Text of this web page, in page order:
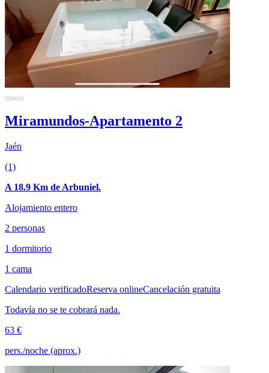
Miramundos-Apartamento 2
Jaén
(1)
A 18.9 Km de Arbuniel.
Alojamiento entero
2 personas
1 dormitorio
1 cama
Calendario verificadoReserva onlineCancelación gratuita
Todavía no se te cobrará nada.
63 €
pers./noche (aprox.)